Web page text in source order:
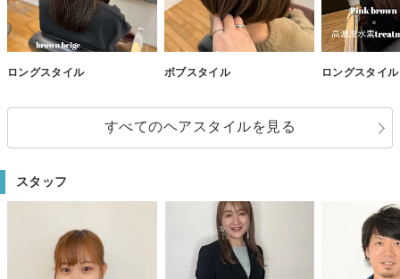
ロングスタイル ボブスタイル ロングスタイル
すべてのヘアスタイルを見る
スタッフ